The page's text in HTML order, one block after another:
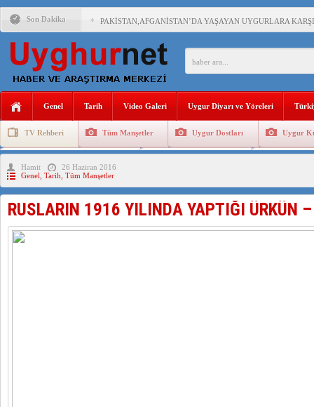
Son Dakika PAKİSTAN,AFGANİSTAN’DA YAŞAYAN UYGURLARA
ÇİN’İN DOĞU TÜRKİSTAN’DAKİ UYGULAMALARI
DİYANET AKADEMİSİ BAŞKANI DOÇ.DR.KAAN : DOĞU
ÇİN’İN UYGUR POLİTİKALARINI ÖVEN DİYANET
MHP’DEN URUMÇİ KATLİAMI MESAJİ : 05.07.2009
Genel Tarih Video Galeri Uygur Diyarı ve Yöreleri
TV Rehberi Tüm Manşetler Uygur Dostları Uygur
Uygurlarda Düğün ve Cenaze
Hamit
26 Haziran 2016
Genel Tarih Tüm Manşetler
RUSLARIN 1916 YILINDA YAPTIĞI ÜRKÜN